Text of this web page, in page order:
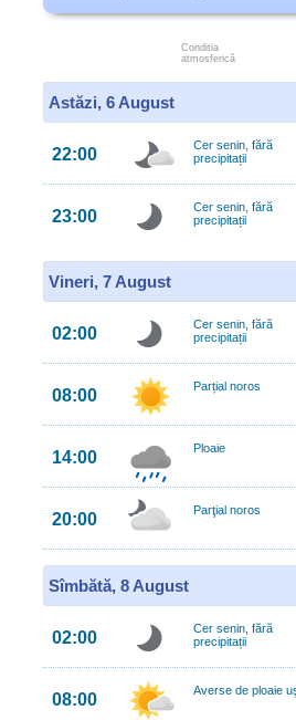
Conditia
atmosferică
Astăzi, 6 August
22:00
Cer senin, fără
precipitații
23:00
Cer senin, fără
precipitații
Vineri, 7 August
02:00
Cer senin, fără
precipitații
08:00 Parțial noros
14:00 Ploaie
20:00 Parţial noros
Sîmbătă, 8 August
02:00
Cer senin, fără
precipitații
08:00 Averse de ploaie